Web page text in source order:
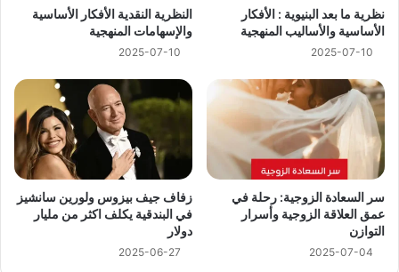
نظرية ما بعد البنيوية : الأفكار
الأساسية والأساليب المنهجية
2025-07-10
النظرية النقدية الأفكار الأساسية
والإسهامات المنهجية
2025-07-10
سر السعادة الزوجية: رحلة في
عمق العلاقة الزوجية وأسرار
التوازن
2025-07-04
زفاف جيف بيزوس ولورين سانشيز
في البندقية يكلف اكثر من مليار
دولار
2025-06-27